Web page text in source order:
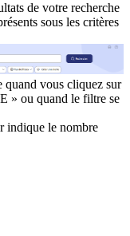
de votre recherche
sous les critères
quand vous cliquez sur
» ou quand le filtre se
indique le nombre